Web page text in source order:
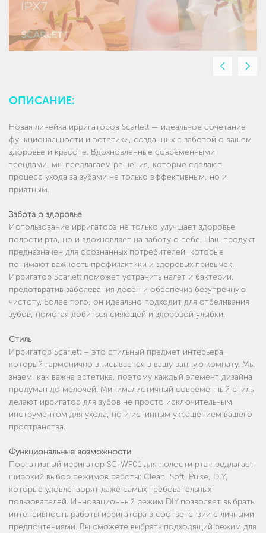
ОПИСАНИЕ:
Новая линейка ирригаторов Scarlett — идеальное сочетание
функциональности и эстетики, созданных с заботой о вашем
здоровье и красоте. Вдохновленные современными
трендами, мы предлагаем решения, которые сделают
процесс ухода за зубами не только эффективным, но и
приятным.
Забота о здоровье
Использование ирригатора не только улучшает здоровье
полости рта, но и вдохновляет на заботу о себе. Наш продукт
предназначен для осознанных потребителей, которые
понимают важность профилактики и здоровых привычек.
Ирригатор Scarlett поможет устранить налет и бактерии,
предотвратив заболевания десен и обеспечив безупречную
чистоту. Более того, он идеально подходит для отбеливания
зубов, помогая добиться сияющей и здоровой улыбки.
Стиль
Ирригатор Scarlett – это стильный предмет интерьера,
который гармонично вписывается в вашу ванную комнату. Мы
знаем, как важна эстетика, поэтому каждый элемент дизайна
продуман до мелочей. Минималистичный современный стиль
делают ирригатор для зубов не просто исключительным
инструментом для ухода, но и истинным украшением вашего
пространства.
Функциональные возможности
Портативный ирригатор SC-WF01 для полости рта предлагает
широкий выбор режимов работы: Clean, Soft, Pulse, DIY,
которые удовлетворят даже самых требовательных
пользователей. Инновационный режим DIY позволяет выбрать
интенсивность работы ирригатора в соответствии с личными
предпочтениями. Вы сможете выбрать подходящий режим для